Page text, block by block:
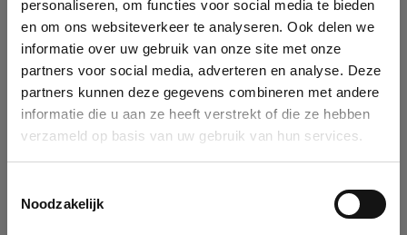
personaliseren, om functies voor social media te bieden
en om ons websiteverkeer te analyseren. Ook delen we
informatie over uw gebruik van onze site met onze
partners voor social media, adverteren en analyse. Deze
partners kunnen deze gegevens combineren met andere
informatie die u aan ze heeft verstrekt of die ze hebben
verzameld op basis van uw gebruik van hun services.
Noodzakelijk
onderneming
Please fill in your company details
You can search a company in our database by name, VAT or
enterprise ID. When a company is selected it will auto-complete the
form. If you don't find your company in our database, you can create
Je dient de kopieer knop te gebruiken om de fout te melden
aan support.
Bekijk details